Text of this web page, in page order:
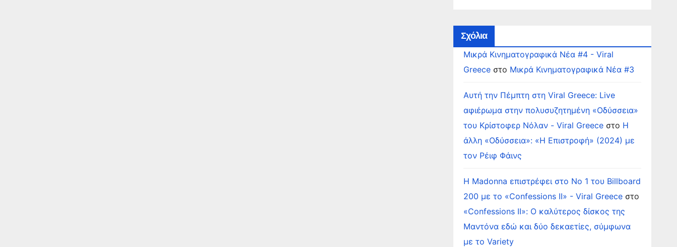
Σχόλια
Μικρά Κινηματογραφικά Νέα #4 - Viral
Greece στο Μικρά Κινηματογραφικά Νέα #3
Αυτή την Πέμπτη στη Viral Greece: Live
αφιέρωμα στην πολυσυζητημένη «Οδύσσεια»
του Κρίστοφερ Νόλαν - Viral Greece στο Η
άλλη «Οδύσσεια»: «Η Επιστροφή» (2024) με
τον Ρέιφ Φάινς
Η Madonna επιστρέφει στο Νο 1 του Billboard
200 με το «Confessions II» - Viral Greece στο
«Confessions II»: Ο καλύτερος δίσκος της
Μαντόνα εδώ και δύο δεκαετίες, σύμφωνα
με το Variety